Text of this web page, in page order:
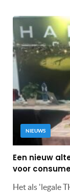
NIEUWS
Een nieuw
voor
Het als 'legale